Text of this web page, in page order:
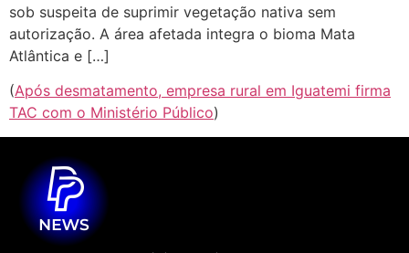
sob suspeita de suprimir vegetação nativa sem
autorização. A área afetada integra o bioma Mata
Atlântica e […]
(Após desmatamento, empresa rural em Iguatemi firma
TAC com o Ministério Público)